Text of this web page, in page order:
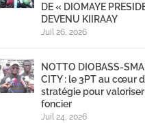
DE « DIOMAYE
DEVENU KIIRAAY
Juil 26, 2026
NOTTO DIOBASS-
CITY : le 3PT au cœur
stratégie pour
foncier
Juil 24, 2026